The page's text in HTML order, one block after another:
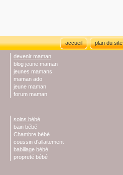
accueil plan du site
devenir maman
blog jeune maman
jeunes mamans
maman ado
jeune maman
forum maman
soins bébé
bain bébé
Chambre bébé
coussin d'allaitement
babillage bébé
propreté bébé